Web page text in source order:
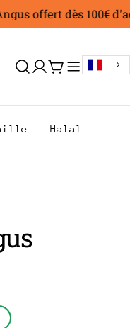
offert dès 100€
Se
Chariot
Halal